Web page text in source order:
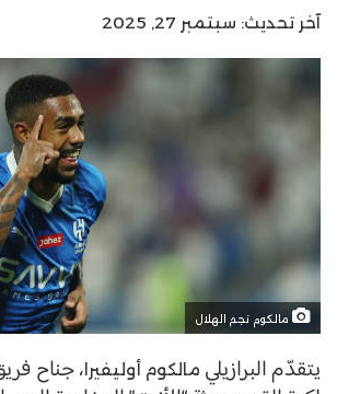
آخر تحديث: سبتمبر 27, 2025
مالكوم نجم الهلال
يتقدّم البرازيلي مالكوم أوليفيرا ، جناح